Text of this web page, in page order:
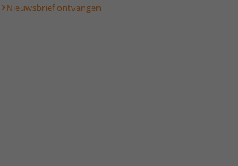
Nieuwsbrief ontvangen